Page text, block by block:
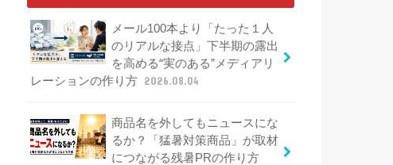
メール100本より「たった１人
のリアルな接点」下半期の露出
を高める“実のある”メディアリ
レーションの作り方 2026.08.04
商品名を外してもニュースにな
るか？「猛暑対策商品」が取材
につながる残暑PRの作り方